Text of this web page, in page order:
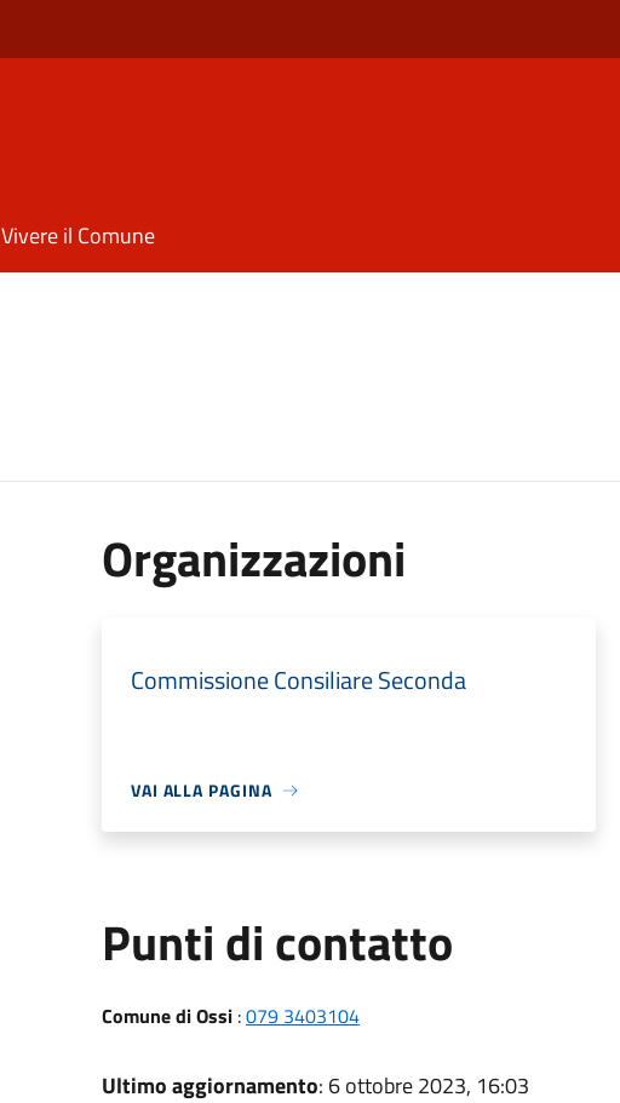
Vivere il Comune
Organizzazioni
Commissione Consiliare Seconda
VAI ALLA PAGINA
Punti di contatto
Comune di Ossi:079 3403104
Ultimo aggiornamento: 6 ottobre 2023, 16:03